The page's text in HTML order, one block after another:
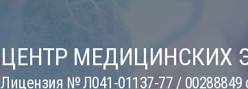
ЦЕНТР МЕДИЦИНСКИХ
Лицензия № Л041-01137-77 / 00288849